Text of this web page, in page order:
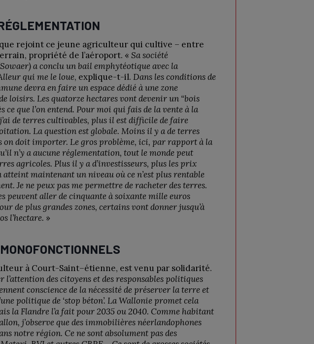
rejoint ce jeune agriculteur qui cultive – entre
propriété de l’aéroport. « Sa société
a conclu un bail emphytéotique avec la
qui me le loue, explique-t-il. Dans les conditions de
devra en faire un espace dédié à une zone
loisirs. Les quatorze hectares vont devenir un “bois
ce que l’on entend. Pour moi qui fais de la vente à la
de terres cultivables, plus il est difficile de faire
La question est globale. Moins il y a de terres
on doit importer. Le gros problème, ici, par rapport à la
n’y a aucune réglementation, tout le monde peut
agricoles. Plus il y a d’investisseurs, plus les prix
atteint maintenant un niveau où ce n’est plus rentable
Je ne peux pas me permettre de racheter des terres.
peuvent aller de cinquante à soixante mille euros
de plus grandes zones, certains vont donner jusqu’à
l’hectare. »
à Court-Saint–étienne, est venu par solidarité.
des citoyens et des responsables politiques
conscience de la nécessité de préserver la terre et
politique de ‘stop béton’. La Wallonie promet cela
la Flandre l’a fait pour 2035 ou 2040. Comme habitant
j’observe que des immobilières néerlandophones
notre région. Ce ne sont absolument pas des